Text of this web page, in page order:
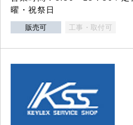
曜・祝祭日
販売可 工事・取付可